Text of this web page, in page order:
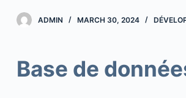
o
ADMIN MARCH 30, 2024
Base de